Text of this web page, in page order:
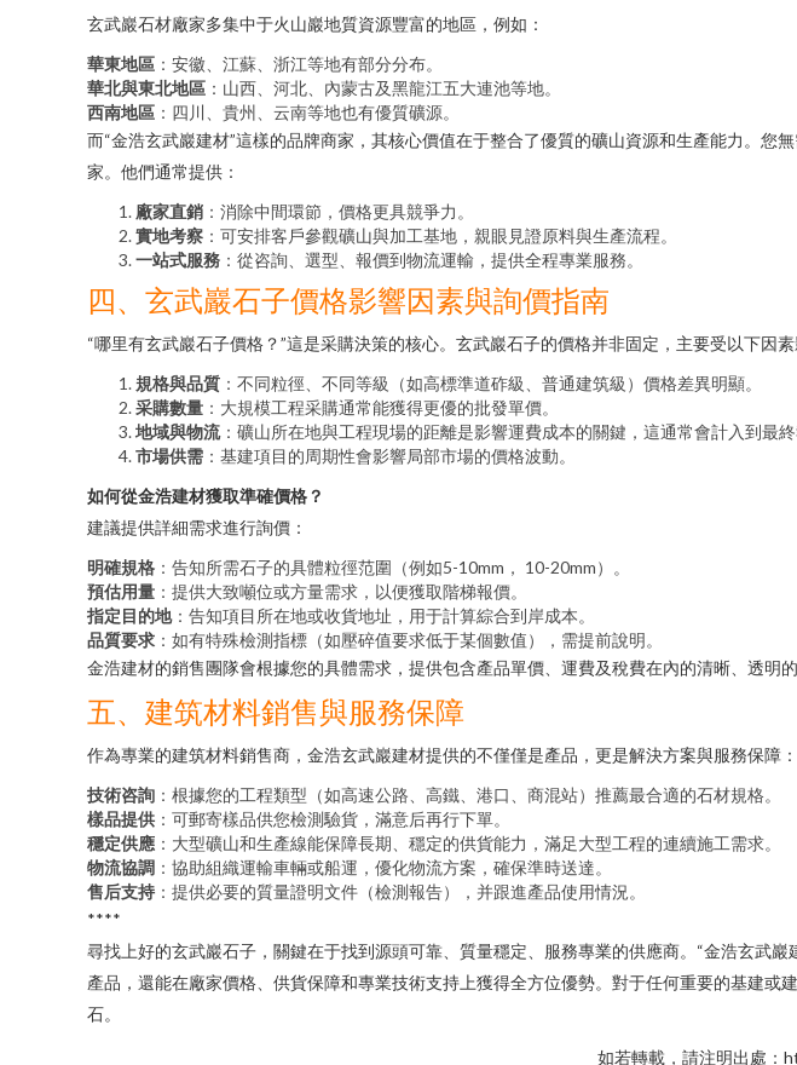
玄武巖石材廠家多集中于火山巖地質資源豐富的地區，例如：
華東地區 ：安徽、江蘇、浙江等地有部分分布。
華北與東北地區 ：山西、河北、內蒙古及黑龍江五大連池等地。
西南地區 ：四川、貴州、云南等地也有優質礦源。
而“金浩玄武巖建材”這樣的品牌商家，其核心價值在于整合了優質的礦山資源和生產能力。您
家。他們通常提供：
廠家直銷 ：消除中間環節，價格更具競爭力。
實地考察 ：可安排客戶參觀礦山與加工基地，親眼見證原料與生產流程。
一站式服務 ：從咨詢、選型、報價到物流運輸，提供全程專業服務。
四、玄武巖石子價格影響因素與詢價指南
“哪里有玄武巖石子價格？”這是采購決策的核心。玄武巖石子的價格并非固定，主要受以下因素
規格與品質 ：不同粒徑、不同等級（如高標準道砟級、普通建筑級）價格差異明顯。
采購數量 ：大規模工程采購通常能獲得更優的批發單價。
地域與物流：礦山所在地與工程現場的距離是影響運費成本的關鍵，這通常會計入到最終
市場供需 ：基建項目的周期性會影響局部市場的價格波動。
如何從金浩建材獲取準確價格？
建議提供詳細需求進行詢價：
明確規格 ：告知所需石子的具體粒徑范圍（例如5-10mm， 10-20mm）。
預估用量 ：提供大致噸位或方量需求，以便獲取階梯報價。
指定目的地：告知項目所在地或收貨地址，用于計算綜合到岸成本。
品質要求 ：如有特殊檢測指標（如壓碎值要求低于某個數值），需提前說明。
金浩建材的銷售團隊會根據您的具體需求，提供包含產品單價、運費及稅費在內的清晰、透明的
五、建筑材料銷售與服務保障
作為專業的建筑材料銷售商，金浩玄武巖建材提供的不僅僅是產品，更是解決方案與服務保障：
技術咨詢 ：根據您的工程類型（如高速公路、高鐵、港口、商混站）推薦最合適的石材規格。
樣品提供 ：可郵寄樣品供您檢測驗貨，滿意后再行下單。
穩定供應 ：大型礦山和生產線能保障長期、穩定的供貨能力，滿足大型工程的連續施工需求。
物流協調 ：協助組織運輸車輛或船運，優化物流方案，確保準時送達。
售后支持 ：提供必要的質量證明文件（檢測報告），并跟進產品使用情況。
****
尋找上好的玄武巖石子，關鍵在于找到源頭可靠、質量穩定、服務專業的供應商。“金浩玄武
產品，還能在廠家價格、供貨保障和專業技術支持上獲得全方位優勢。對于任何重要的基建
石。
如若轉載，請注明出處：